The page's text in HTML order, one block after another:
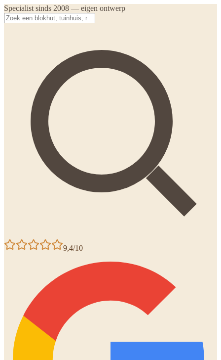
Specialist sinds 2008 — eigen ontwerp
9,4/10